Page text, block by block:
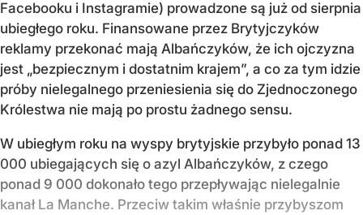
Facebooku i Instagramie) prowadzone są już od sierpnia
ubiegłego roku. Finansowane przez Brytyjczyków
reklamy przekonać mają Albańczyków, że ich ojczyzna
jest „bezpiecznym i dostatnim krajem”, a co za tym idzie
próby nielegalnego przeniesienia się do Zjednoczonego
Królestwa nie mają po prostu żadnego sensu.
W ubiegłym roku na wyspy brytyjskie przybyło ponad 13
000 ubiegających się o azyl Albańczyków, z czego
ponad 9 000 dokonało tego przepływając nielegalnie
kanał La Manche. Przeciw takim właśnie przybyszom